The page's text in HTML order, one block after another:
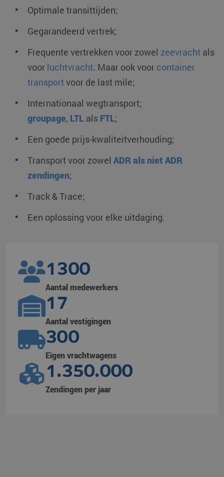
Optimale transittijden;
Gegarandeerd vertrek;
Frequente vertrekken voor zowel zeevracht als
voor luchtvracht. Maar ook voor container
transportvoor de last mile;
Internationaal wegtransport;
groupage, LTL als FTL;
Een goede prijs-kwaliteitverhouding;
Transport voor zowel ADR als niet ADR
zendingen;
Track & Trace;
Een oplossing voor elke uitdaging.
1300
Aantal medewerkers
17
Aantal vestigingen
300
Eigen vrachtwagens
1.350.000
Zendingen per jaar